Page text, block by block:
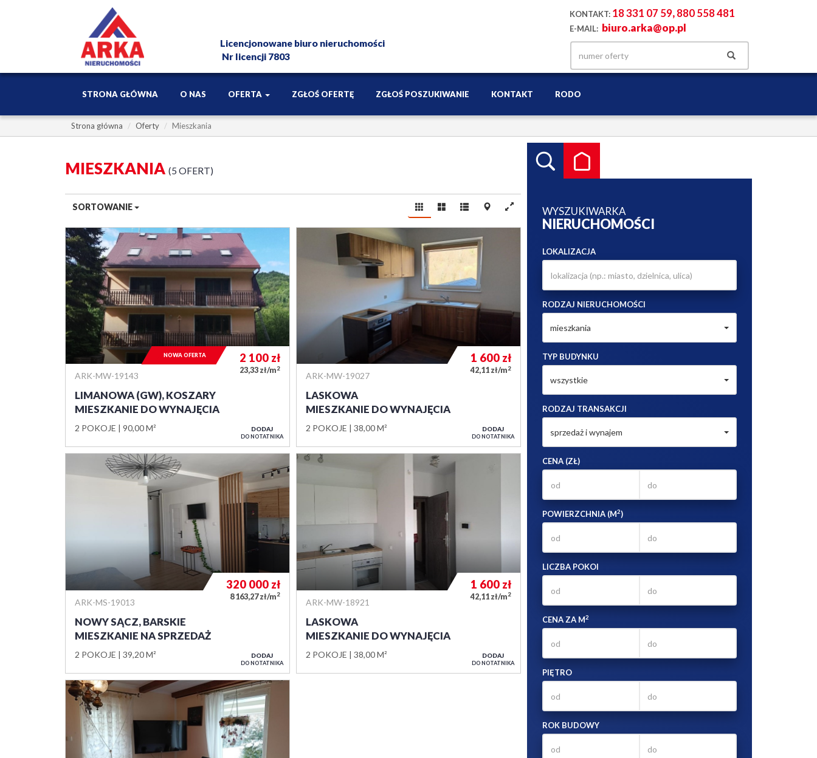
Licencjonowane biuro nieruchomości
Nr licencji 7803
KONTAKT: 18 331 07 59,880 558 481
E-MAIL: biuro.arka@op.pl
STRONA GŁÓWNA O NAS OFERTA ZGŁOŚ OFERTĘ ZGŁOŚ POSZUKIWANIE KONTAKT RODO
Strona główna Oferty Mieszkania
WYSZUKIWARKA
NIERUCHOMOŚCI
LOKALIZACJA
RODZAJ NIERUCHOMOŚCI
mieszkania
TYP BUDYNKU
wszystkie
RODZAJ TRANSAKCJI
sprzedaż i wynajem
CENA (ZŁ)
POWIERZCHNIA (M2)
LICZBA POKOI
CENA ZA M2
PIĘTRO
ROK BUDOWY
MIESZKANIA 5 OFERT
SORTOWANIE
ARK-MW-19143
LIMANOWA (GW), KOSZARY
MIESZKANIE DO WYNAJĘCIA
2 POKOJE 90,00 M²
2 100 zł
23,33 zł/m2
NOWA OFERTA
DODAJ
DO NOTATNIKA
ARK-MW-19027
LASKOWA
MIESZKANIE DO WYNAJĘCIA
2 POKOJE 38,00 M²
1 600 zł
42,11 zł/m2
DODAJ
DO NOTATNIKA
ARK-MS-19013
NOWY SĄCZ, BARSKIE
MIESZKANIE NA SPRZEDAŻ
2 POKOJE 39,20 M²
320 000 zł
8 163,27 zł/m2
DODAJ
DO NOTATNIKA
ARK-MW-18921
LASKOWA
MIESZKANIE DO WYNAJĘCIA
2 POKOJE 38,00 M²
1 600 zł
42,11 zł/m2
DODAJ
DO NOTATNIKA